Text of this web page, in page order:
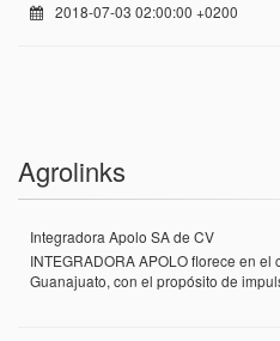
2018-07-03 02:00:00 +0200
Agrolinks
Integradora Apolo SA de CV
INTEGRADORA APOLO florece en
Guanajuato, con el propósito de